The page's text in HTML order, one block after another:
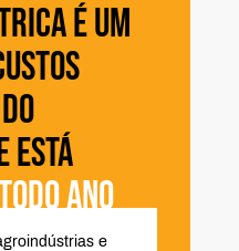
É UM
ESTÁ
ANO
e